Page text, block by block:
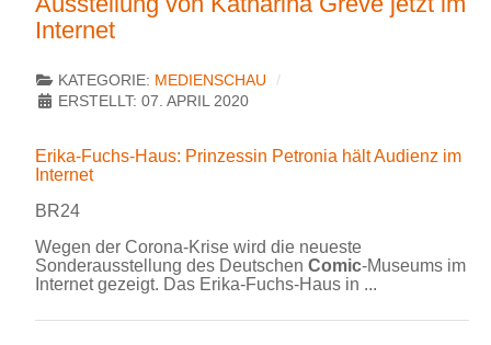
Internet
KATEGORIE: MEDIENSCHAU
ERSTELLT: 07. APRIL 2020
Erika-Fuchs-Haus: Prinzessin Petronia hält Audienz im
Internet
BR24
Wegen der Corona-Krise wird die neueste
Sonderausstellung des Deutschen Comic-Museums im
Internet gezeigt. Das Erika-Fuchs-Haus in ...